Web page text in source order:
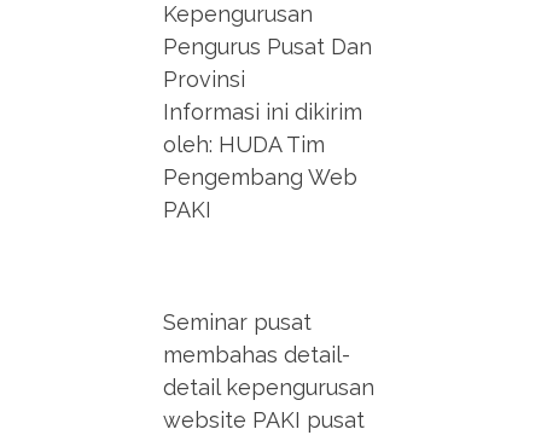
Kepengurusan
Pengurus Pusat Dan
Provinsi
Informasi ini dikirim
oleh: HUDA Tim
Pengembang Web
PAKI
Seminar pusat
membahas detail-
detail kepengurusan
website PAKI pusat